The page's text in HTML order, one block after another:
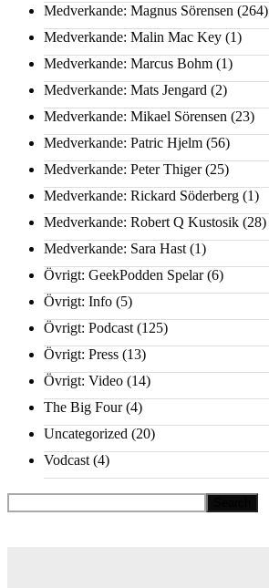
Medverkande: Magnus Sörensen (264)
Medverkande: Malin Mac Key (1)
Medverkande: Marcus Bohm (1)
Medverkande: Mats Jengard (2)
Medverkande: Mikael Sörensen (23)
Medverkande: Patric Hjelm (56)
Medverkande: Peter Thiger(25)
Medverkande: Rickard Söderberg (1)
Medverkande: Robert Q Kustosik (28)
Medverkande: Sara Hast (1)
Övrigt: GeekPodden Spelar(6)
Övrigt: Info (5)
Övrigt: Podcast (125)
Övrigt: Press (13)
Övrigt: Video (14)
The Big Four(4)
Uncategorized (20)
Vodcast (4)